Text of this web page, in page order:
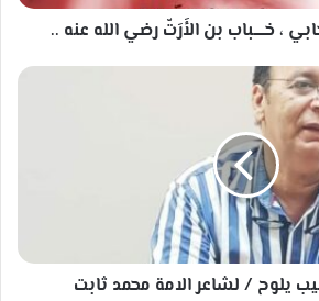
، خـــــباب بن الأَرَتّ رضي الله عنه ..
يلوح / لشاعر الامة محمد ثابت